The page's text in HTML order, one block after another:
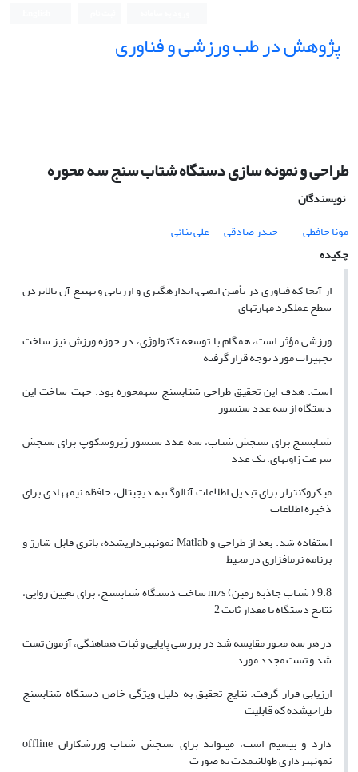
پژوهش در طب ورزشی و فناوری
طراحی و نمونه سازی دستگاه شتاب سنج سه محوره
نویسندگان
مونا حافظی
حیدر صادقی
علی بنائی
چکیده
از آنجا که فناوری در تأمین ایمنی، اندازهگیری و ارزیابی و بهتبع آن بالابردن
سطح عملکرد مهارتهای
ورزشی مؤثر است، همگام با توسعه تکنولوژی، در حوزه ورزش نیز ساخت
تجهیزات مورد توجه قرار گرفته
است. هدف این تحقیق طراحی شتابسنج سهمحوره بود. جهت ساخت این
دستگاه از سه عدد سنسور
شتابسنج برای سنجش شتاب، سه عدد سنسور ژیروسکوپ برای سنجش
سرعت زاویهای، یک عدد
میکروکنترلر برای تبدیل اطلاعات آنالوگ به دیجیتال، حافظه نیمههادی برای
ذخیره اطلاعات
استفاده شد. بعد از طراحی و Matlab نمونهبرداریشده، باتری قابل شارژ و
برنامه نرمافزاری در محیط
9.8 ( شتاب جاذبه زمین) m/s ساخت دستگاه شتابسنج، برای تعیین روایی،
نتایج دستگاه با مقدار ثابت 2
در هر سه محور مقایسه شد در بررسی پایایی و ثبات هماهنگی، آزمون تست
شد و تست مجدد مورد
ارزیابی قرار گرفت. نتایج تحقیق به دلیل ویژگی خاص دستگاه شتابسنج
طراحیشده که قابلیت
دارد و بیسیم است، میتواند برای سنجش شتاب ورزشکاران offline
نمونهبرداری طولانیمدت به صورت